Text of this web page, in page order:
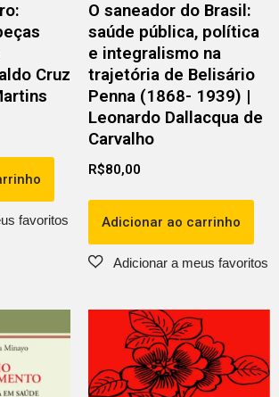
Cruz
O saneador do Brasil:
saúde pública, política
e integralismo na
trajetória de Belisário
Penna (1868- 1939) |
Leonardo Dallacqua de
Carvalho
R$80,00
Adicionar ao carrinho